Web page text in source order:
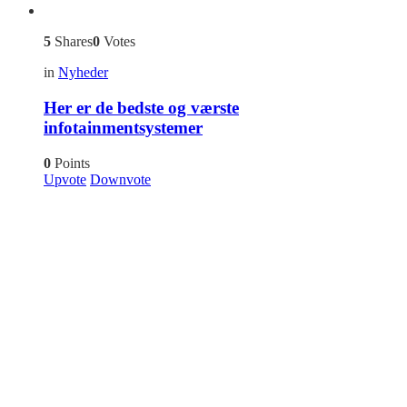
5 Shares0 Votes
in Nyheder
Her er de bedste og værste
infotainmentsystemer
0 Points
Upvote Downvote